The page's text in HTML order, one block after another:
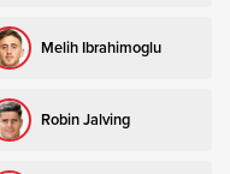
Melih Ibrahimoglu
Robin Jalving